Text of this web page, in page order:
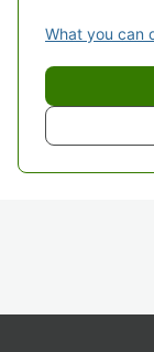
What you can